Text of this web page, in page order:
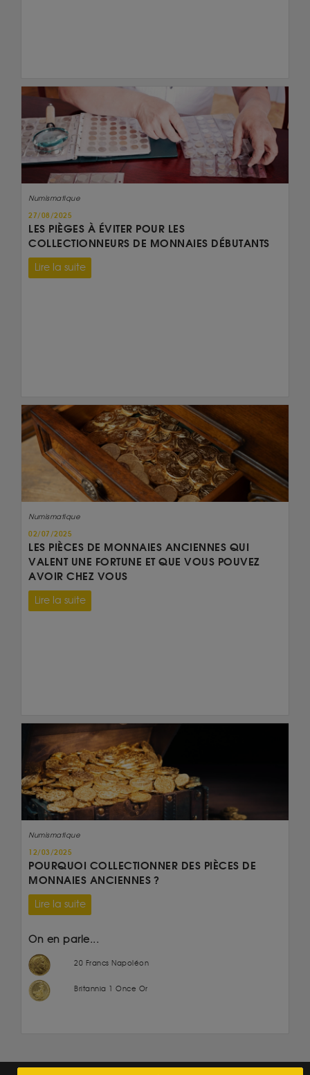
Numismatique
27/08/2025
LES PIÈGES À ÉVITER POUR LES
COLLECTIONNEURS DE MONNAIES DÉBUTANTS
Lire la suite
Numismatique
02/07/2025
LES PIÈCES DE MONNAIES ANCIENNES QUI
VALENT UNE FORTUNE ET QUE VOUS POUVEZ
AVOIR CHEZ VOUS
Lire la suite
Numismatique
12/03/2025
POURQUOI COLLECTIONNER DES PIÈCES DE
MONNAIES ANCIENNES ?
Lire la suite
On en parle...
20 Francs Napoléon
Britannia 1 Once Or